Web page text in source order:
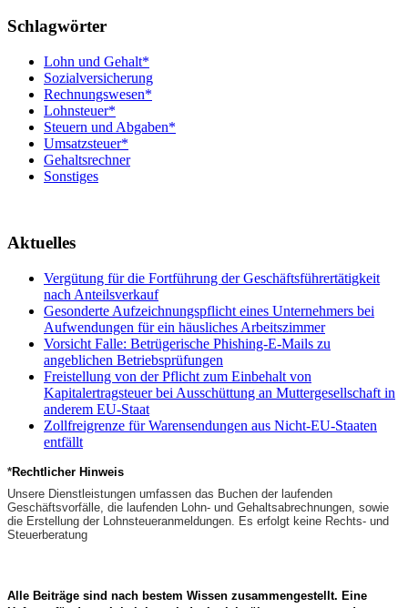
Schlagwörter
Lohn und Gehalt*
Sozialversicherung
Rechnungswesen*
Lohnsteuer*
Steuern und Abgaben*
Umsatzsteuer*
Gehaltsrechner
Sonstiges
Aktuelles
Vergütung für die Fortführung der Geschäftsführertätigkeit
nach Anteilsverkauf
Gesonderte Aufzeichnungspflicht eines Unternehmers bei
Aufwendungen für ein häusliches Arbeitszimmer
Vorsicht Falle: Betrügerische Phishing-E-Mails zu
angeblichen Betriebsprüfungen
Freistellung von der Pflicht zum Einbehalt von
Kapitalertragsteuer bei Ausschüttung an Muttergesellschaft in
anderem EU-Staat
Zollfreigrenze für Warensendungen aus Nicht-EU-Staaten
entfällt
*Rechtlicher Hinweis
Unsere Dienstleistungen umfassen das Buchen der laufenden
Geschäftsvorfälle, die laufenden Lohn- und Gehaltsabrechnungen, sowie
die Erstellung der Lohnsteueranmeldungen. Es erfolgt keine Rechts- und
Steuerberatung
Alle Beiträge sind nach bestem Wissen zusammengestellt. Eine